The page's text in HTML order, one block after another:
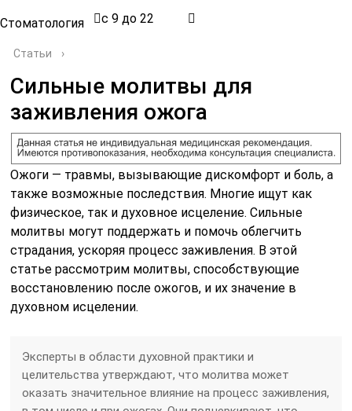
Стоматология с 9 до 22
Статьи ›
Сильные молитвы для
заживления ожога
Ожоги — травмы, вызывающие дискомфорт и боль, а
также возможные последствия. Многие ищут как
физическое, так и духовное исцеление. Сильные
молитвы могут поддержать и помочь облегчить
страдания, ускоряя процесс заживления. В этой
статье рассмотрим молитвы, способствующие
восстановлению после ожогов, и их значение в
духовном исцелении.
Эксперты в области духовной практики и
целительства утверждают, что молитва может
оказать значительное влияние на процесс заживления,